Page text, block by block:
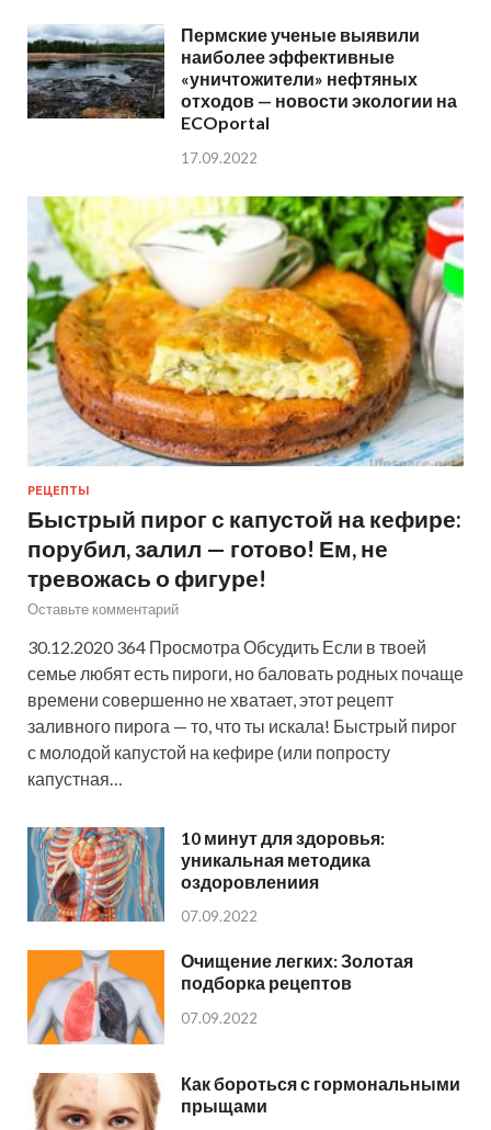
Пермские ученые выявили
наиболее эффективные
«уничтожители» нефтяных
отходов — новости экологии на
ECOportal
17.09.2022
РЕЦЕПТЫ
Быстрый пирог с капустой на кефире:
порубил, залил — готово! Ем, не
тревожась о фигуре!
Оставьте комментарий
30.12.2020 364 Просмотра Обсудить Если в твоей
семье любят есть пироги, но баловать родных почаще
времени совершенно не хватает, этот рецепт
заливного пирога — то, что ты искала! Быстрый пирог
с молодой капустой на кефире (или попросту
капустная…
10 минут для здоровья:
уникальная методика
оздоровлениия
07.09.2022
Очищение легких: Золотая
подборка рецептов
07.09.2022
Как бороться с гормональными
прыщами